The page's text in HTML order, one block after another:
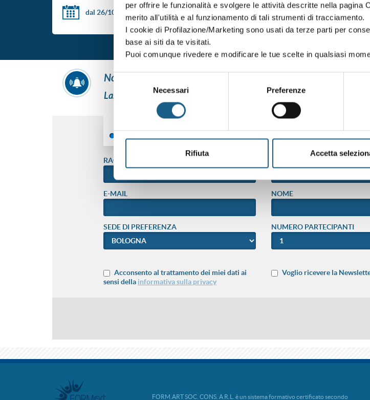
per offrire le funzionalità e svolgere le attività descritte nella pagina
merito all'utilità e al funzionamento di tali strumenti di tracciamento.
I cookie di Profilazione/Marketing sono usati da terze parti per
base ai siti da te visitati.
Puoi comunque rivedere e modificare le tue scelte in qualsiasi
Selezione
Necessari Preferenze
Rifiuta Accetta
dal 26/10/2026
non hai trovato ciò che ti interessa? sei interessato ad altre date
Lascia i tuoi dati e ti contatteremo per segnalarti le nuove edizioni dei
RAGIONE SOCIALE
E-MAIL NOME
SEDE DI PREFERENZA NUMERO PARTECIPANTI
Acconsento al trattamento dei miei dati ai
sensi della informativa sulla privacy
Voglio ricevere la
FORM.ART SOC. CONS. A R.L. è un sistema formativo certificato secondo